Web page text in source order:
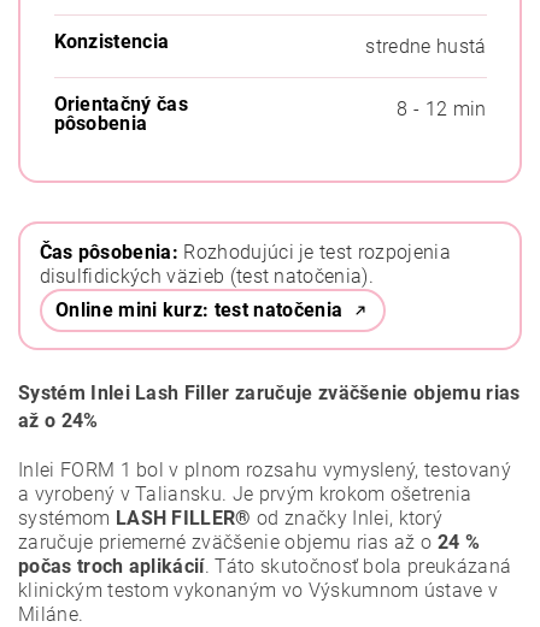
Konzistencia stredne hustá
Orientačný čas
pôsobenia
8 - 12 min
Čas pôsobenia: Rozhodujúci je test rozpojenia
disulfidických väzieb (test natočenia).
Online mini kurz: test natočenia
Systém Inlei Lash Filler zaručuje zväčšenie objemu rias
až o 24%
Inlei FORM 1 bol v plnom rozsahu vymyslený, testovaný
a vyrobený v Taliansku. Je prvým krokom ošetrenia
systémom LASH FILLER®od značky Inlei, ktorý
zaručuje priemerné zväčšenie objemu rias až o 24 %
počas troch aplikácií. Táto skutočnosť bola preukázaná
klinickým testom vykonaným vo Výskumnom ústave v
Miláne.